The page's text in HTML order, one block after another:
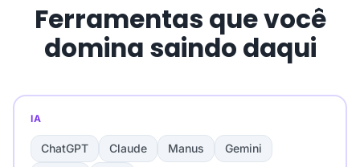
Ferramentas que você
domina saindo daqui
IA
ChatGPT Claude Manus
Gemini